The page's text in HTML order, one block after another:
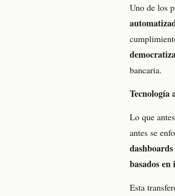
Uno de los
bancaria.
Tecnología
Lo que
antes se
basados
Esta